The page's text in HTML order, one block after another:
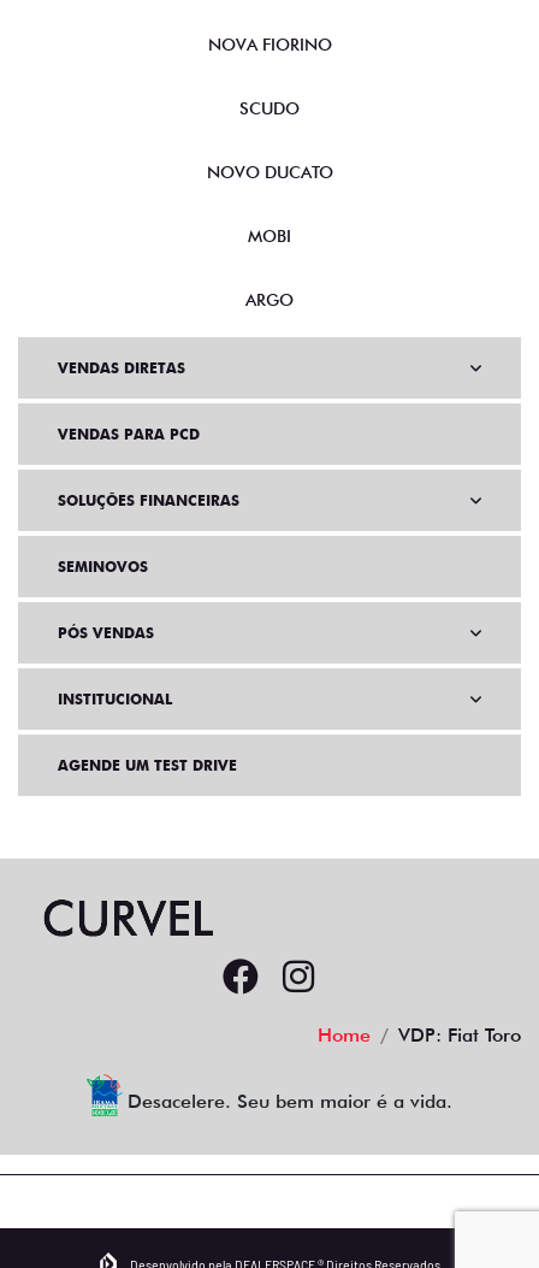
CRONOS
NOVA FIORINO
SCUDO
NOVO DUCATO
MOBI
VENDAS DIRETAS
VENDAS PARA PCD
SOLUÇÕES FINANCEIRAS
SEMINOVOS
PÓS VENDAS
INSTITUCIONAL
Home VDP: Fiat Toro